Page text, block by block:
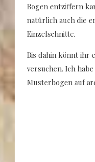
Bogen entziffern
natürlich auch die
Einzelschnitte.
Bis dahin könnt ihr
versuchen. Ich
Musterbogen auf